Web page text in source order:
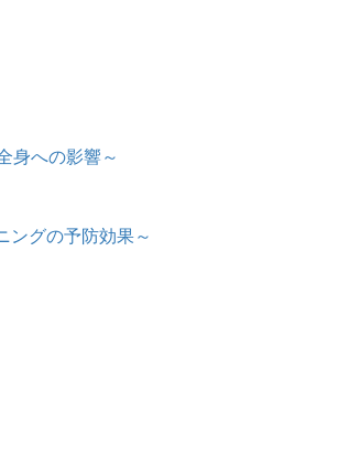
身への影響～
ングの予防効果～